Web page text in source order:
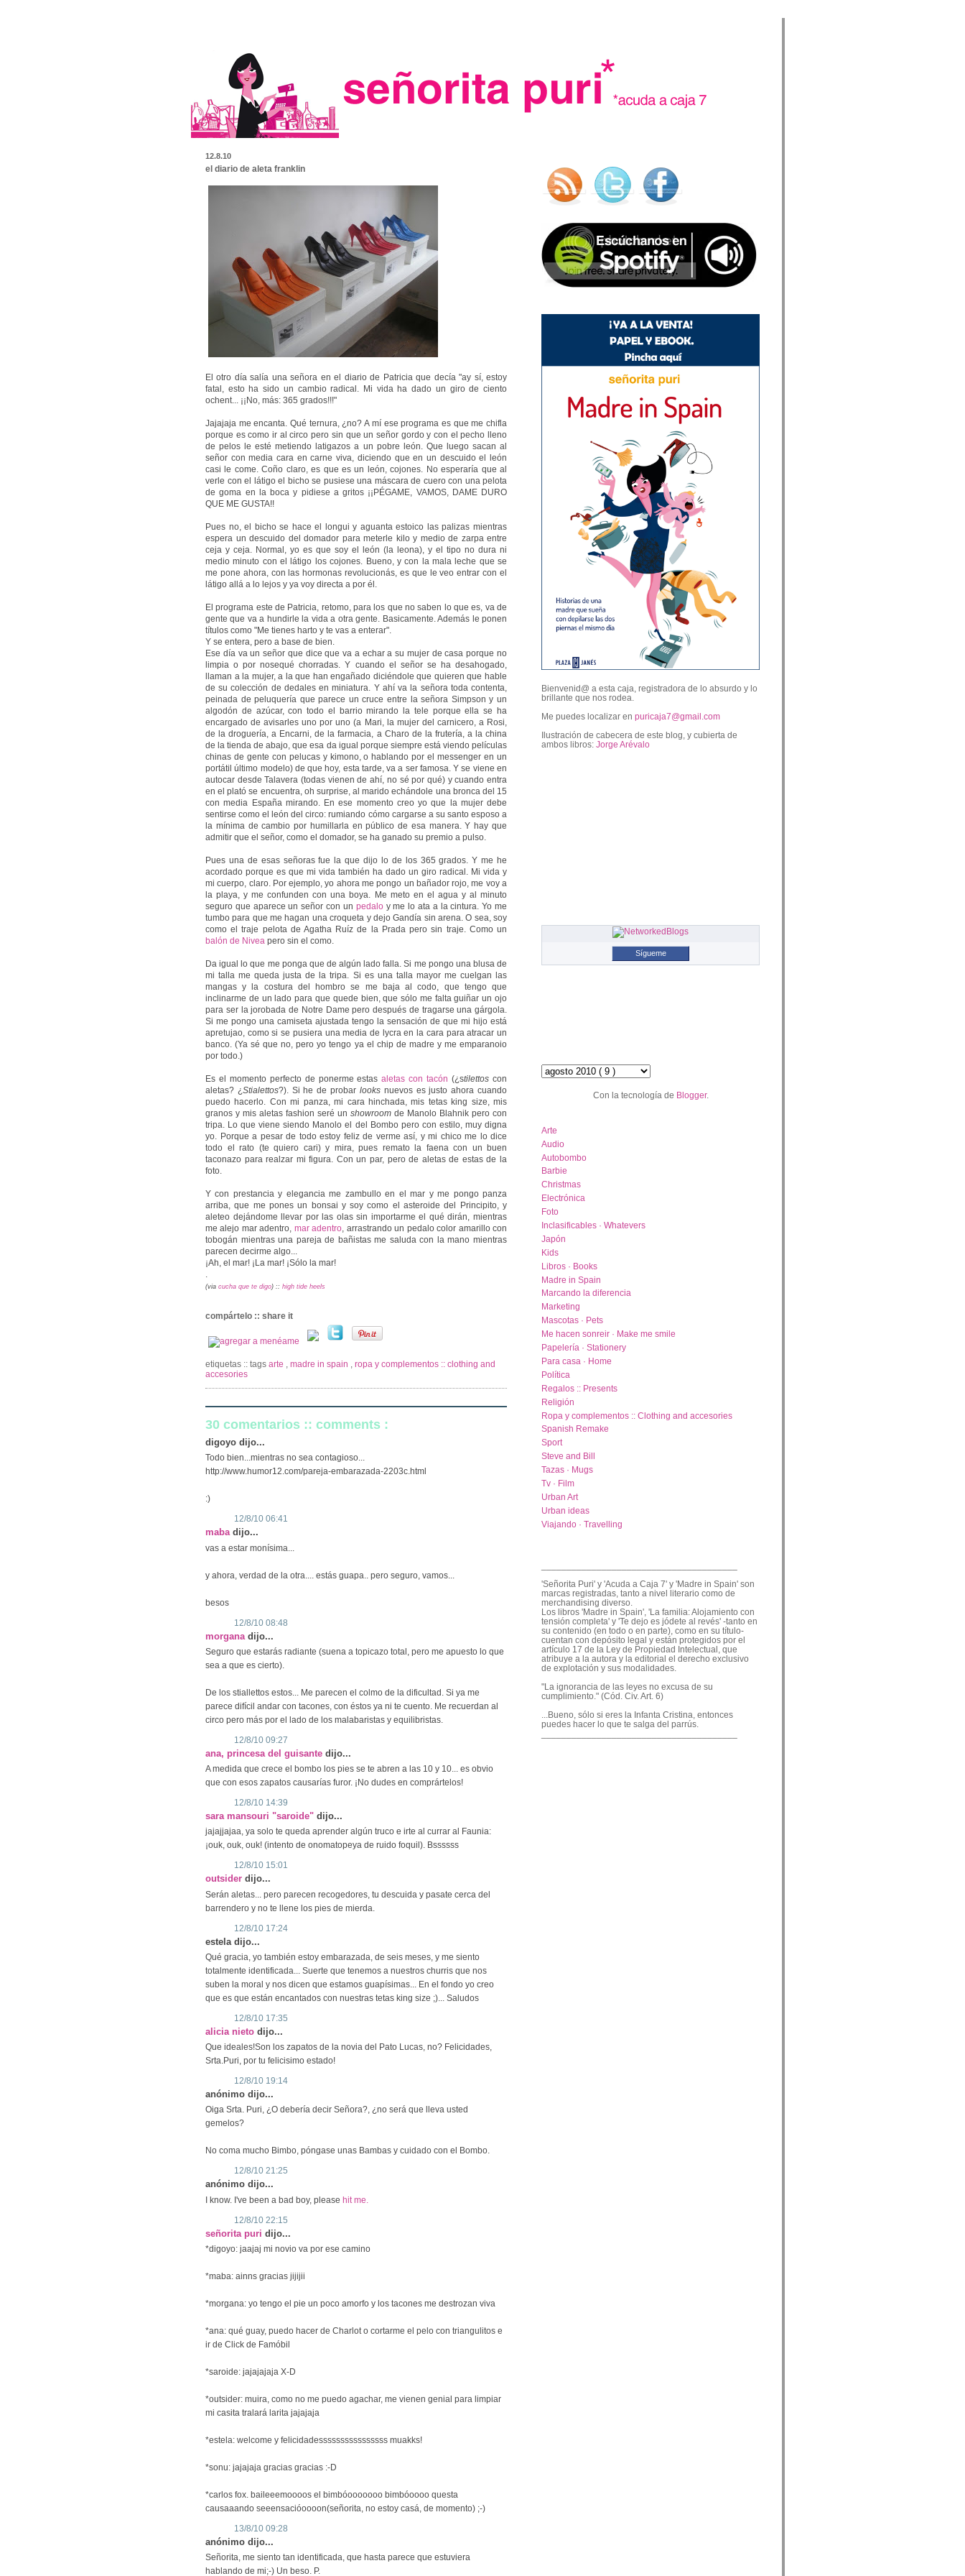
12.8.10
el diario de aleta franklin
El otro día salía una señora en el diario de Patricia que decía "ay sí, estoy
fatal, esto ha sido un cambio radical. Mi vida ha dado un giro de ciento
ochent... ¡¡No, más: 365 grados!!!"
Jajajaja me encanta. Qué ternura, ¿no? A mí ese programa es que me chifla
porque es como ir al circo pero sin que un señor gordo y con el pecho lleno
de pelos le esté metiendo latigazos a un pobre león. Que luego sacan al
señor con media cara en carne viva, diciendo que en un descuido el león
casi le come. Coño claro, es que es un león, cojones. No esperaría que al
verle con el látigo el bicho se pusiese una máscara de cuero con una pelota
de goma en la boca y pidiese a gritos ¡¡PÉGAME, VAMOS, DAME DURO
QUE ME GUSTA!!
Pues no, el bicho se hace el longui y aguanta estoico las palizas mientras
espera un descuido del domador para meterle kilo y medio de zarpa entre
ceja y ceja. Normal, yo es que soy el león (la leona), y el tipo no dura ni
medio minuto con el látigo los cojones. Bueno, y con la mala leche que se
me pone ahora, con las hormonas revolucionás, es que le veo entrar con el
látigo allá a lo lejos y ya voy directa a por él.
El programa este de Patricia, retomo, para los que no saben lo que es, va de
gente que va a hundirle la vida a otra gente. Basicamente. Además le ponen
títulos como "Me tienes harto y te vas a enterar".
Y se entera, pero a base de bien.
Ese día va un señor que dice que va a echar a su mujer de casa porque no
limpia o por nosequé chorradas. Y cuando el señor se ha desahogado,
llaman a la mujer, a la que han engañado diciéndole que quieren que hable
de su colección de dedales en miniatura. Y ahí va la señora toda contenta,
peinada de peluquería que parece un cruce entre la señora Simpson y un
algodón de azúcar, con todo el barrio mirando la tele porque ella se ha
encargado de avisarles uno por uno (a Mari, la mujer del carnicero, a Rosi,
de la droguería, a Encarni, de la farmacia, a Charo de la frutería, a la china
de la tienda de abajo, que esa da igual porque siempre está viendo películas
chinas de gente con pelucas y kimono, o hablando por el messenger en un
portátil último modelo) de que hoy, esta tarde, va a ser famosa. Y se viene en
autocar desde Talavera (todas vienen de ahí, no sé por qué) y cuando entra
en el plató se encuentra, oh surprise, al marido echándole una bronca del 15
con media España mirando. En ese momento creo yo que la mujer debe
sentirse como el león del circo: rumiando cómo cargarse a su santo esposo a
la mínima de cambio por humillarla en público de esa manera. Y hay que
admitir que el señor, como el domador, se ha ganado su premio a pulso.
Pues una de esas señoras fue la que dijo lo de los 365 grados. Y me he
acordado porque es que mi vida también ha dado un giro radical. Mi vida y
mi cuerpo, claro. Por ejemplo, yo ahora me pongo un bañador rojo, me voy a
la playa, y me confunden con una boya. Me meto en el agua y al minuto
seguro que aparece un señor con un pedalo y me lo ata a la cintura. Yo me
tumbo para que me hagan una croqueta y dejo Gandía sin arena. O sea, soy
como el traje pelota de Agatha Ruíz de la Prada pero sin traje. Como un
balón de Nivea pero sin el como.
Da igual lo que me ponga que de algún lado falla. Si me pongo una blusa de
mi talla me queda justa de la tripa. Si es una talla mayor me cuelgan las
mangas y la costura del hombro se me baja al codo, que tengo que
inclinarme de un lado para que quede bien, que sólo me falta guiñar un ojo
para ser la jorobada de Notre Dame pero después de tragarse una gárgola.
Si me pongo una camiseta ajustada tengo la sensación de que mi hijo está
apretujao, como si se pusiera una media de lycra en la cara para atracar un
banco. (Ya sé que no, pero yo tengo ya el chip de madre y me emparanoio
por todo.)
Es el momento perfecto de ponerme estasaletas con tacón(¿stilettos con
aletas? ¿Stialettos?). Si he de probar looksnuevos es justo ahora cuando
puedo hacerlo. Con mi panza, mi cara hinchada, mis tetas king size, mis
granos y mis aletas fashion seré un showroom de Manolo Blahnik pero con
tripa. Lo que viene siendo Manolo el del Bombo pero con estilo, muy digna
yo. Porque a pesar de todo estoy feliz de verme así, y mi chico me lo dice
todo el rato (te quiero cari) y mira, pues remato la faena con un buen
taconazo para realzar mi figura. Con un par, pero de aletas de estas de la
foto.
Y con prestancia y elegancia me zambullo en el mar y me pongo panza
arriba, que me pones un bonsai y soy como el asteroide del Principito, y
aleteo dejándome llevar por las olas sin importarme el qué dirán, mientras
me alejo mar adentro, mar adentro, arrastrando un pedalo color amarillo con
tobogán mientras una pareja de bañistas me saluda con la mano mientras
parecen decirme algo...
¡Ah, el mar! ¡La mar! ¡Sólo la mar!
.
(via cucha que te digo) :: high tide heels
compártelo :: share it
etiquetas :: tags arte , madre in spain , ropa y complementos :: clothing and
accesories
30 comentarios :: comments :
digoyo dijo...
Todo bien...mientras no sea contagioso...
http://www.humor12.com/pareja-embarazada-2203c.html
:)
12/8/10 06:41
maba dijo...
vas a estar monísima...
y ahora, verdad de la otra.... estás guapa.. pero seguro, vamos...
besos
12/8/10 08:48
morgana dijo...
Seguro que estarás radiante (suena a topicazo total, pero me apuesto lo que
sea a que es cierto).
De los stiallettos estos... Me parecen el colmo de la dificultad. Si ya me
parece difícil andar con tacones, con éstos ya ni te cuento. Me recuerdan al
circo pero más por el lado de los malabaristas y equilibristas.
12/8/10 09:27
ana, princesa del guisante dijo...
A medida que crece el bombo los pies se te abren a las 10 y 10... es obvio
que con esos zapatos causarías furor. ¡No dudes en comprártelos!
12/8/10 14:39
sara mansouri "saroide" dijo...
jajajjajaa, ya solo te queda aprender algún truco e irte al currar al Faunia:
¡ouk, ouk, ouk! (intento de onomatopeya de ruido foquil). Bssssss
12/8/10 15:01
outsider dijo...
Serán aletas... pero parecen recogedores, tu descuida y pasate cerca del
barrendero y no te llene los pies de mierda.
12/8/10 17:24
estela dijo...
Qué gracia, yo también estoy embarazada, de seis meses, y me siento
totalmente identificada... Suerte que tenemos a nuestros churris que nos
suben la moral y nos dicen que estamos guapísimas... En el fondo yo creo
que es que están encantados con nuestras tetas king size ;)... Saludos
12/8/10 17:35
alicia nieto dijo...
Que ideales!Son los zapatos de la novia del Pato Lucas, no? Felicidades,
Srta.Puri, por tu felicisimo estado!
12/8/10 19:14
anónimo dijo...
Oiga Srta. Puri, ¿O debería decir Señora?, ¿no será que lleva usted
gemelos?
No coma mucho Bimbo, póngase unas Bambas y cuidado con el Bombo.
12/8/10 21:25
anónimo dijo...
I know. I've been a bad boy, please hit me.
12/8/10 22:15
señorita puri dijo...
*digoyo: jaajaj mi novio va por ese camino
*maba: ainns gracias jijijii
*morgana: yo tengo el pie un poco amorfo y los tacones me destrozan viva
*ana: qué guay, puedo hacer de Charlot o cortarme el pelo con triangulitos e
ir de Click de Famóbil
*saroide: jajajajaja X-D
*outsider: muira, como no me puedo agachar, me vienen genial para limpiar
mi casita tralará larita jajajaja
*estela: welcome y felicidadessssssssssssssss muakks!
*sonu: jajajaja gracias gracias :-D
*carlos fox. baileeemoooos el bimbóooooooo bimbóoooo questa
causaaando seeensacióoooon(señorita, no estoy casá, de momento) ;-)
13/8/10 09:28
anónimo dijo...
Señorita, me siento tan identificada, que hasta parece que estuviera
hablando de mi;-) Un beso. P.
Bienvenid@ a esta caja, registradora de lo absurdo y lo
brillante que nos rodea.
Me puedes localizar en puricaja7@gmail.com
Ilustración de cabecera de este blog, y cubierta de
ambos libros: Jorge Arévalo
Sígueme
Con la tecnología de Blogger.
Arte
Audio
Autobombo
Barbie
Christmas
Electrónica
Foto
Inclasificables · Whatevers
Japón
Kids
Libros · Books
Madre in Spain
Marcando la diferencia
Marketing
Mascotas · Pets
Me hacen sonreir · Make me smile
Papelería · Stationery
Para casa · Home
Política
Regalos :: Presents
Religión
Ropa y complementos :: Clothing and accesories
Spanish Remake
Sport
Steve and Bill
Tazas · Mugs
Tv · Film
Urban Art
Urban ideas
Viajando · Travelling
'Señorita Puri' y 'Acuda a Caja 7' y 'Madre in Spain' son
marcas registradas, tanto a nivel literario como de
merchandising diverso.
Los libros 'Madre in Spain', 'La familia: Alojamiento con
tensión completa' y 'Te dejo es jódete al revés' -tanto en
su contenido (en todo o en parte), como en su título-
cuentan con depósito legal y están protegidos por el
artículo 17 de la Ley de Propiedad Intelectual, que
atribuye a la autora y la editorial el derecho exclusivo
de explotación y sus modalidades.
"La ignorancia de las leyes no excusa de su
cumplimiento." (Cód. Civ. Art. 6)
...Bueno, sólo si eres la Infanta Cristina, entonces
puedes hacer lo que te salga del parrús.